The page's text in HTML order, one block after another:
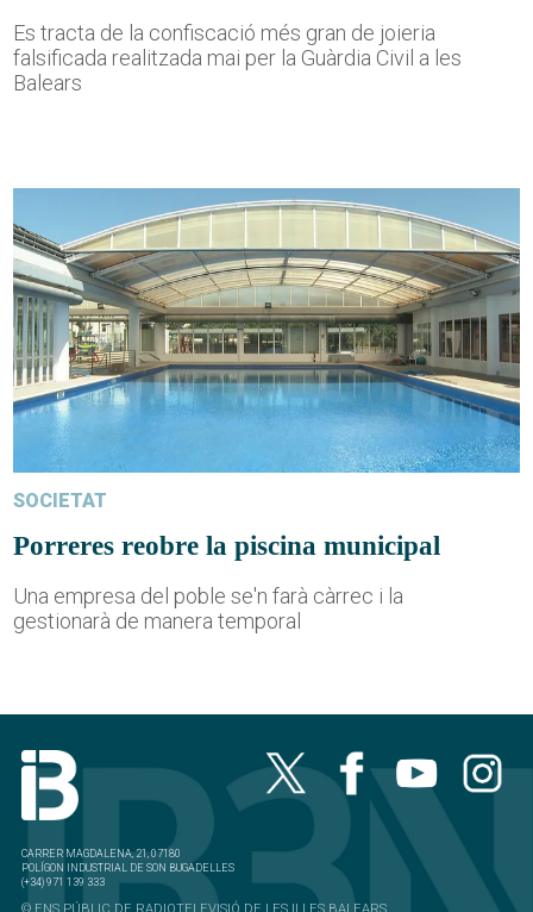
Es tracta de la confiscació més gran de joieria
falsificada realitzada mai per la Guàrdia Civil a les
Balears
SOCIETAT
Porreres reobre la piscina municipal
Una empresa del poble se'n farà càrrec i la
gestionarà de manera temporal
CARRER MAGDALENA, 21, 07180
POLÍGON INDUSTRIAL DE SON BUGADELLES
(+34) 971 139 333